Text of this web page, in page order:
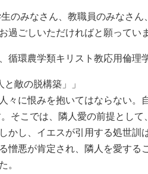
のみなさん、教職員のみなさん
ごしいただければと願っていま
環農学類キリスト教応用倫理
敵の脱構築」」
々に恨みを抱いてはならない。
そこでは、隣人愛の前提とし
かし、イエスが引用する処世訓
憎悪が肯定され、隣人を愛する
。